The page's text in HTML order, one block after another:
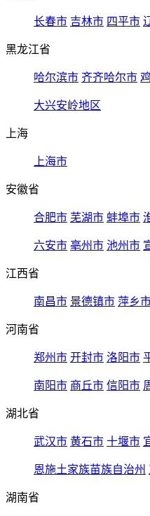
长春市 吉林市 四平市
黑龙江省
哈尔滨市 齐齐哈尔市
大兴安岭地区
上海
上海市
安徽省
合肥市 芜湖市 蚌埠市
六安市 亳州市 池州市
江西省
南昌市 景德镇市 萍乡
河南省
郑州市 开封市 洛阳市
南阳市 商丘市 信阳市
湖北省
武汉市 黄石市 十堰市
恩施土家族苗族自治州
湖南省